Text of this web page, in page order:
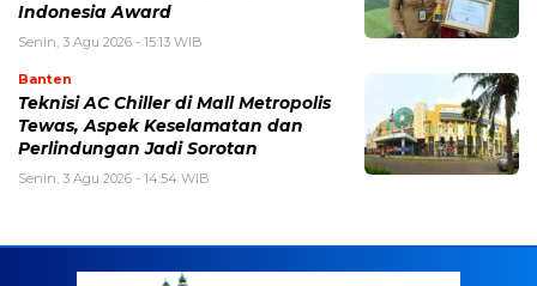
Indonesia Award
Senin, 3 Agu 2026 - 15:13 WIB
Banten
Teknisi AC Chiller di Mall Metropolis
Tewas, Aspek Keselamatan dan
Perlindungan Jadi Sorotan
Senin, 3 Agu 2026 - 14:54 WIB